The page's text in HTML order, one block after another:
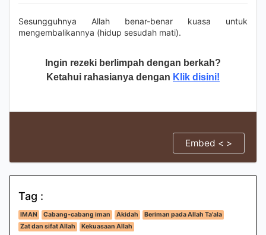
Sesungguhnya Allah benar-benar kuasa untuk
mengembalikannya (hidup sesudah mati).
Ingin rezeki berlimpah dengan berkah?
Ketahui rahasianya dengan Klik disini!
Embed < >
Tag :
IMAN Cabang-cabang iman Akidah
Beriman pada Allah Ta'ala
Zat dan sifat Allah
Kekuasaan Allah